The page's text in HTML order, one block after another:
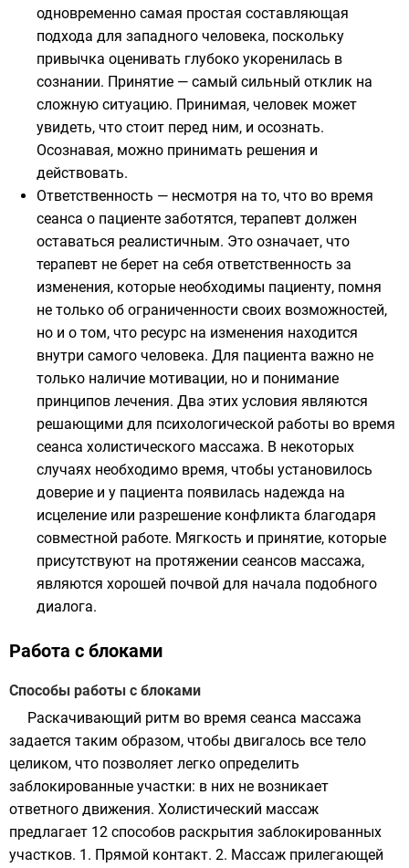
одновременно самая простая составляющая
подхода для западного человека, поскольку
привычка оценивать глубоко укоренилась в
сознании. Принятие — самый сильный отклик на
сложную ситуацию. Принимая, человек может
увидеть, что стоит перед ним, и осознать.
Осознавая, можно принимать решения и
действовать.
Ответственность — несмотря на то, что во время
сеанса о пациенте заботятся, терапевт должен
оставаться реалистичным. Это означает, что
терапевт не берет на себя ответственность за
изменения, которые необходимы пациенту, помня
не только об ограниченности своих возможностей,
но и о том, что ресурс на изменения находится
внутри самого человека. Для пациента важно не
только наличие мотивации, но и понимание
принципов лечения. Два этих условия являются
решающими для психологической работы во время
сеанса холистического массажа. В некоторых
случаях необходимо время, чтобы установилось
доверие и у пациента появилась надежда на
исцеление или разрешение конфликта благодаря
совместной работе. Мягкость и принятие, которые
присутствуют на протяжении сеансов массажа,
являются хорошей почвой для начала подобного
диалога.
Работа с блоками
Способы работы с блоками
Раскачивающий ритм во время сеанса массажа
задается таким образом, чтобы двигалось все тело
целиком, что позволяет легко определить
заблокированные участки: в них не возникает
ответного движения. Холистический массаж
предлагает 12 способов раскрытия заблокированных
участков. 1. Прямой контакт. 2. Массаж прилегающей